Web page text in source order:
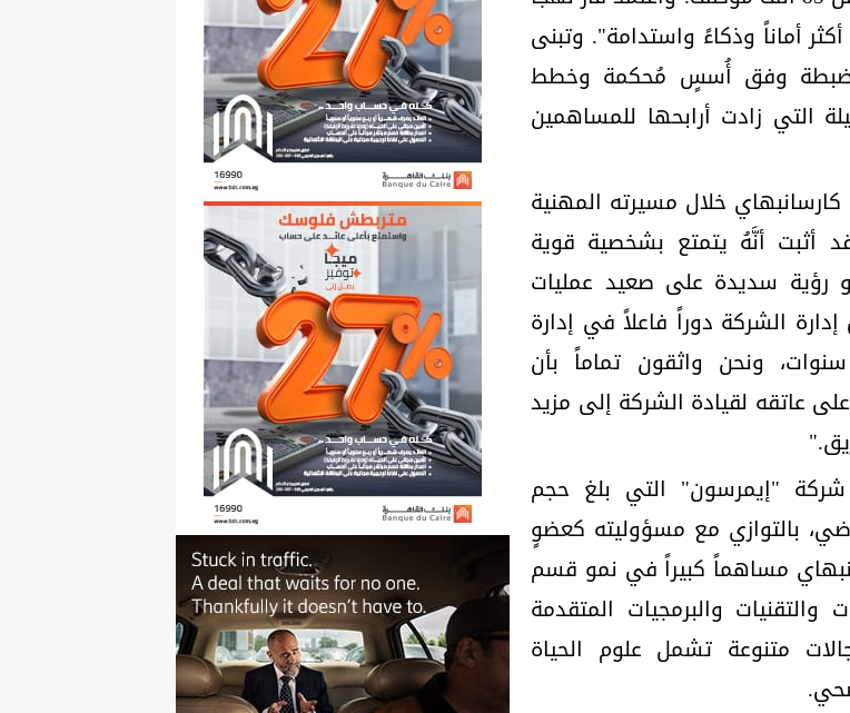
أماناً وذكاءً واستدامة". وتبنى
وفق أُسسٍ مُحكمة وخطط
التي زادت أرابحها للمساهمين
خلال مسيرته المهنية
وقد أثبت أنَّهُ يتمتع بشخصية قوية
رؤية سديدة على صعيد عمليات
الشركة دوراً فاعلاً في إدارة
ونحن واثقون تماماً بأن
عاتقه لقيادة الشركة إلى مزيد
"إيمرسون" التي بلغ حجم
في العام الماضي، بالتوازي مع مسؤوليته كعضوٍ
مساهماً كبيراً في نمو قسم
والبرمجيات المتقدمة
متنوعة تشمل علوم الحياة